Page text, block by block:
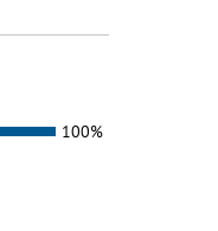
100%